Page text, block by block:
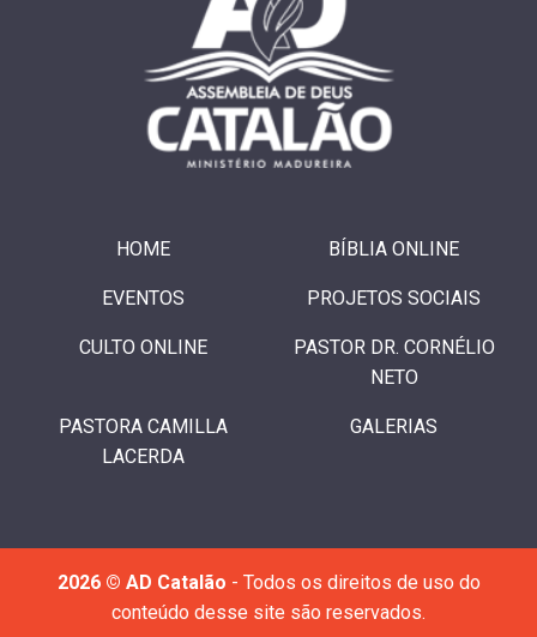
HOME BÍBLIA ONLINE
EVENTOS PROJETOS SOCIAIS
CULTO ONLINE
PASTOR DR. CORNÉLIO
NETO
PASTORA CAMILLA
LACERDA
GALERIAS
2026 © AD Catalão - Todos os direitos de uso do
conteúdo desse site são reservados.